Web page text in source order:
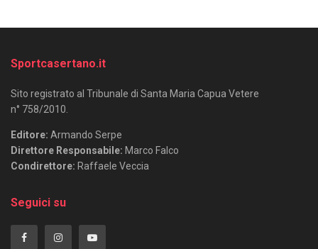
Sportcasertano.it
Sito registrato al Tribunale di Santa Maria Capua Vetere
n° 758/2010.
Editore: Armando Serpe
Direttore Responsabile: Marco Falco
Condirettore: Raffaele Veccia
Seguici su